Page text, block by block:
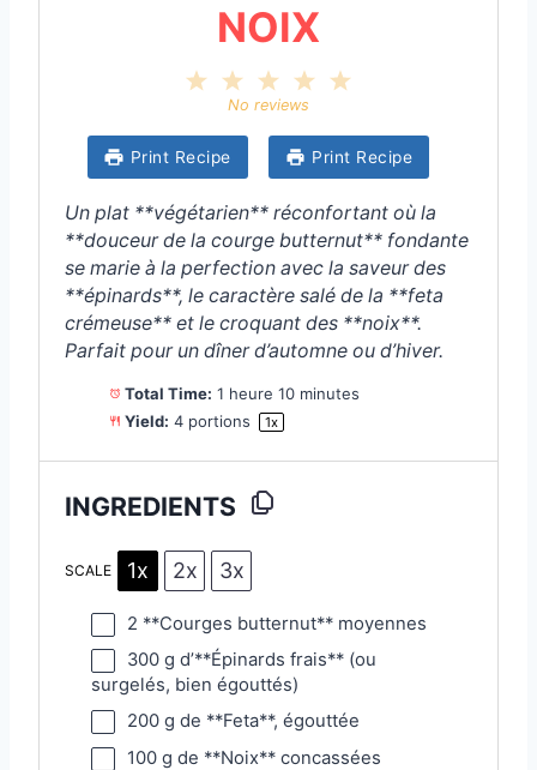
NOIX
a
r
s
4
a
r
s
3
S
a
r
s
2
S
a
a
r
No reviews
Print Recipe Print Recipe
Un plat **végétarien** réconfortant où la
**douceur de la courge butternut** fondante
se marie à la perfection avec la saveur des
**épinards**, le caractère salé de la **feta
crémeuse** et le croquant des **noix**.
Parfait pour un dîner d’automne ou d’hiver.
Total Time: 1 heure 10 minutes
Yield: 4portions 1x
INGREDIENTS
SCALE 1x 2x 3x
2 **Courges butternut** moyennes
300 g d’**Épinards frais** (ou
surgelés, bien égouttés)
200 g de **Feta**, égouttée
100 g de **Noix** concassées